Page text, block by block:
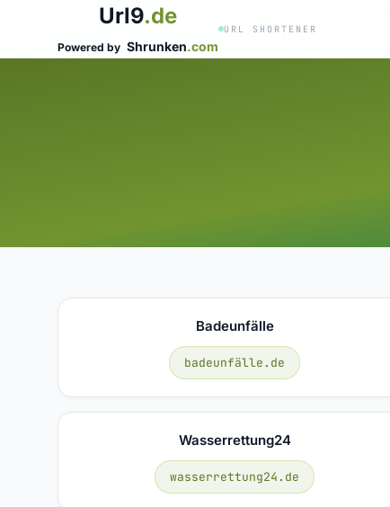
Url9.de
Powered by Shrunken.com
URL SHORTENER
Badeunfälle
badeunfälle.de
Wasserrettung24
wasserrettung24.de